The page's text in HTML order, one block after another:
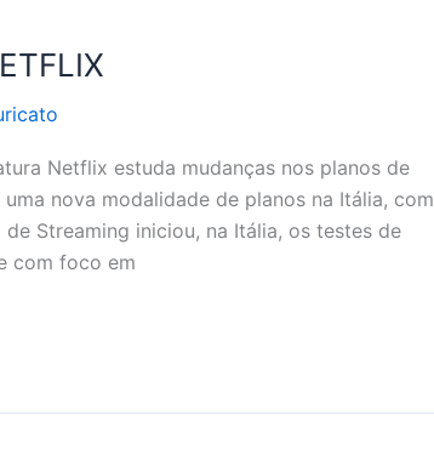
Netflix estuda mudanças nos planos de
nova modalidade de planos na Itália, com
Streaming iniciou, na Itália, os testes de
com foco em